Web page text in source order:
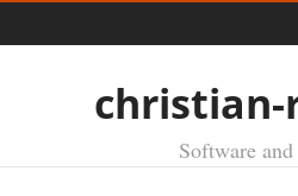
christian-
Software